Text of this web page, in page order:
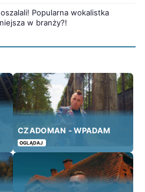
Popularna wokalistka
w branży?!
CZADOMAN - WPADAM
OGLĄDAJ